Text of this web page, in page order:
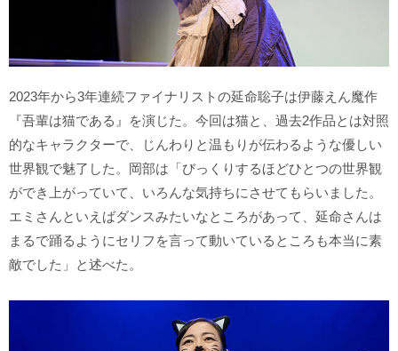
2023年から3年連続ファイナリストの延命聡子は伊藤えん魔作
『吾輩は猫である』を演じた。今回は猫と、過去2作品とは対照
的なキャラクターで、じんわりと温もりが伝わるような優しい
世界観で魅了した。岡部は「びっくりするほどひとつの世界観
ができ上がっていて、いろんな気持ちにさせてもらいました。
エミさんといえばダンスみたいなところがあって、延命さんは
まるで踊るようにセリフを言って動いているところも本当に素
敵でした」と述べた。